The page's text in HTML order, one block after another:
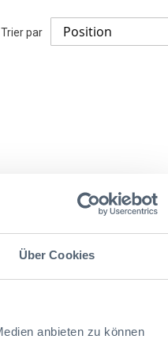
Über Cookies
anbieten zu können
Trier par